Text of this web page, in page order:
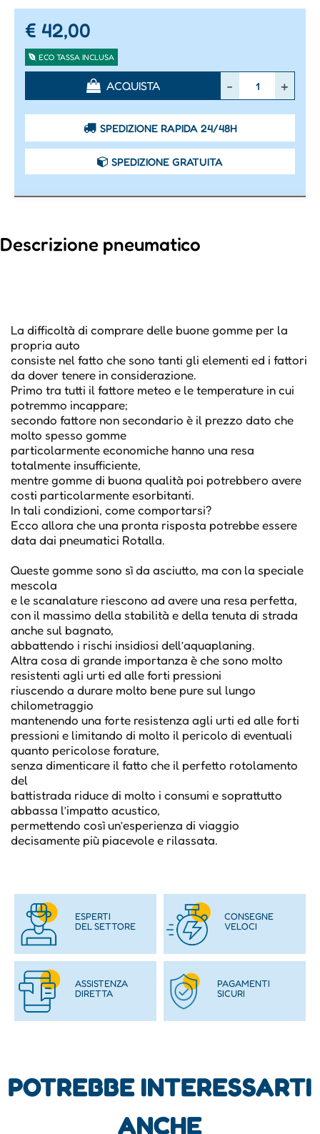
€ 42,00
ECO TASSA INCLUSA
ACQUISTA
SPEDIZIONE RAPIDA 24/48H
SPEDIZIONE GRATUITA
Descrizione pneumatico
La difficoltà di comprare delle buone gomme per la
propria auto
consiste nel fatto che sono tanti gli elementi ed i fattori
da dover tenere in considerazione.
Primo tra tutti il fattore meteo e le temperature in cui
potremmo incappare;
secondo fattore non secondario è il prezzo dato che
molto spesso gomme
particolarmente economiche hanno una resa
totalmente insufficiente,
mentre gomme di buona qualità poi potrebbero avere
costi particolarmente esorbitanti.
In tali condizioni, come comportarsi?
Ecco allora che una pronta risposta potrebbe essere
data dai pneumatici Rotalla.
Queste gomme sono sì da asciutto, ma con la speciale
mescola
e le scanalature riescono ad avere una resa perfetta,
con il massimo della stabilità e della tenuta di strada
anche sul bagnato,
abbattendo i rischi insidiosi dell’aquaplaning.
Altra cosa di grande importanza è che sono molto
resistenti agli urti ed alle forti pressioni
riuscendo a durare molto bene pure sul lungo
chilometraggio
mantenendo una forte resistenza agli urti ed alle forti
pressioni e limitando di molto il pericolo di eventuali
quanto pericolose forature,
senza dimenticare il fatto che il perfetto rotolamento
del
battistrada riduce di molto i consumi e soprattutto
abbassa l’impatto acustico,
permettendo così un’esperienza di viaggio
decisamente più piacevole e rilassata.
ESPERTI
DEL SETTORE
CONSEGNE
VELOCI
ASSISTENZA
DIRETTA
PAGAMENTI
SICURI
POTREBBE INTERESSARTI
ANCHE